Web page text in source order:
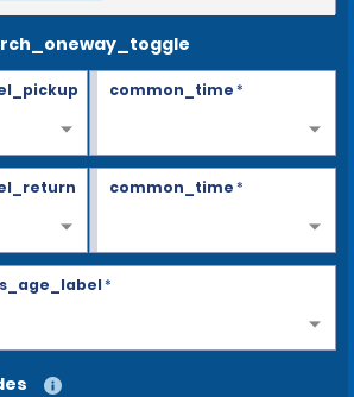
common_time*
common_time*
*